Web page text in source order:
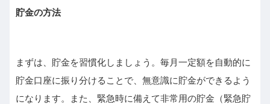
貯金の方法
まずは、貯金を習慣化しましょう。毎月一定額を自動的に
貯金口座に振り分けることで、無意識に貯金ができるよう
になります。また、緊急時に備えて非常用の貯金（緊急貯